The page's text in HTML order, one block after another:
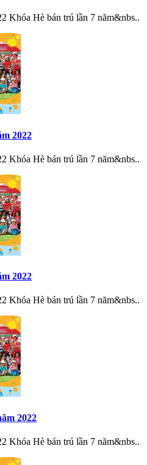
Khóa Hè bán trú lần 7 năm&nbs..
2022
Khóa Hè bán trú lần 7 năm&nbs..
2022
Khóa Hè bán trú lần 7 năm&nbs..
2022
Khóa Hè bán trú lần 7 năm&nbs..